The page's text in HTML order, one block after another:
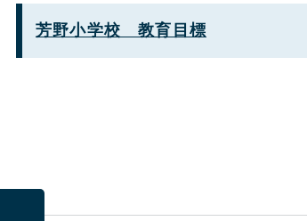
芳野小学校 教育目標